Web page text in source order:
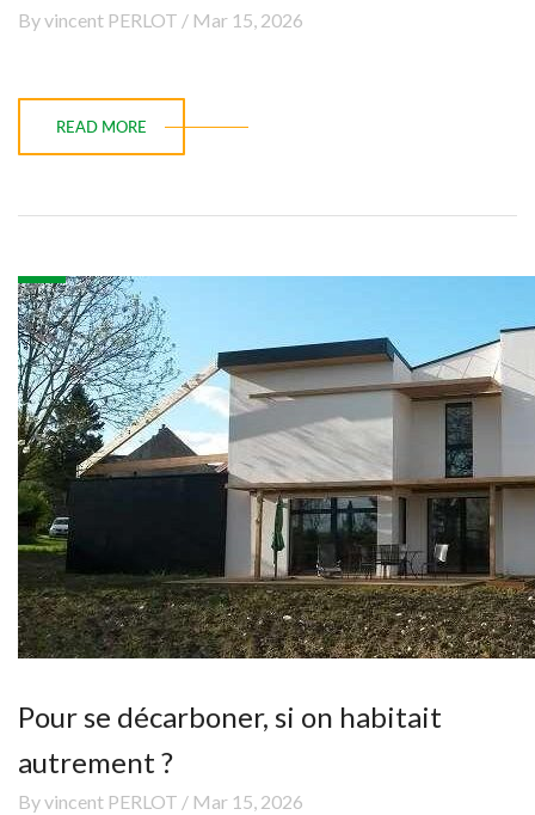
By vincent PERLOT / Mar 15, 2026
READ MORE
Pour se décarboner, si on habitait
autrement ?
By vincent PERLOT / Mar 15, 2026